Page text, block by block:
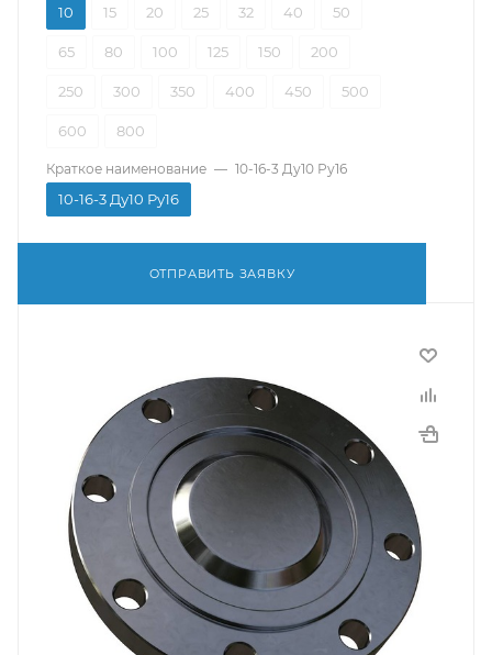
10 15 20 25 32 40 50
65 80 100 125 150 200
250 300 350 400 450 500
600 800
Краткое наименование — 10-16-3 Ду10 Ру16
10-16-3 Ду10 Ру16
ОТПРАВИТЬ ЗАЯВКУ